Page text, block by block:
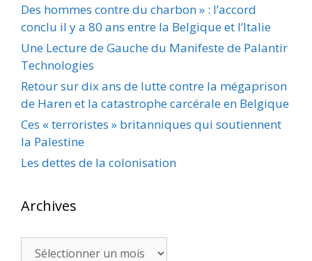
Des hommes contre du charbon » : l’accord
conclu il y a 80 ans entre la Belgique et l’Italie
Une Lecture de Gauche du Manifeste de Palantir
Technologies
Retour sur dix ans de lutte contre la mégaprison
de Haren et la catastrophe carcérale en Belgique
Ces « terroristes » britanniques qui soutiennent
la Palestine
Les dettes de la colonisation
Archives
Archives